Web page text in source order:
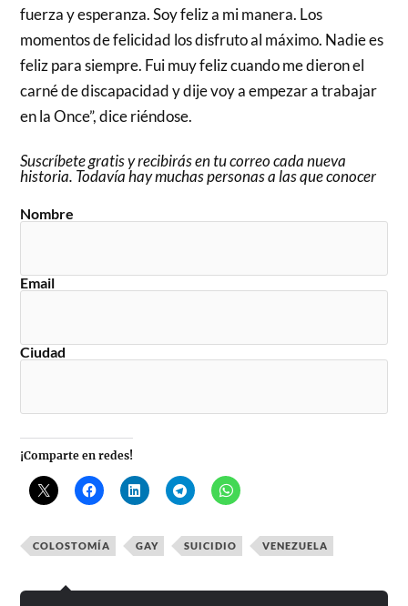
fuerza y esperanza. Soy feliz a mi manera. Los
momentos de felicidad los disfruto al máximo. Nadie es
feliz para siempre. Fui muy feliz cuando me dieron el
carné de discapacidad y dije voy a empezar a trabajar
en la Once”, dice riéndose.
Suscríbete gratis y recibirás en tu correo cada nueva
historia. Todavía hay muchas personas a las que conocer
Nombre
Email
Ciudad
¡Comparte en redes!
COLOSTOMÍA GAY SUICIDIO VENEZUELA